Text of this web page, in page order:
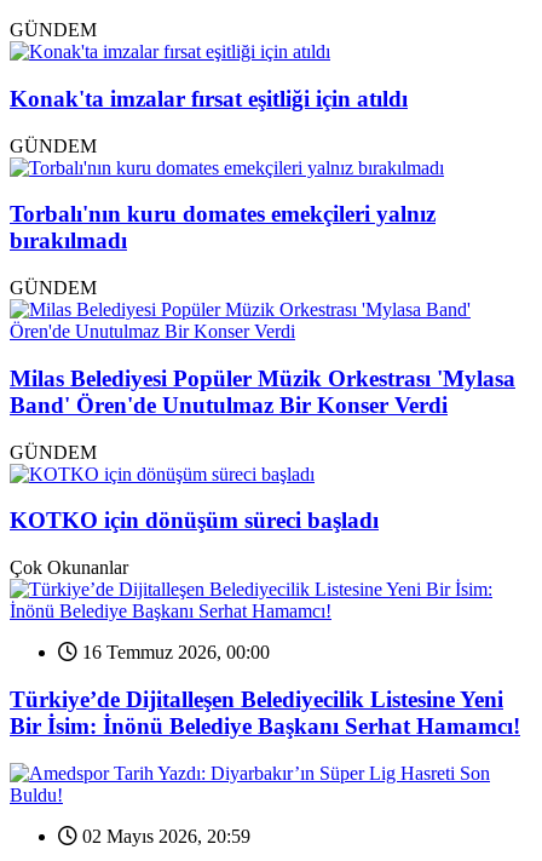
GÜNDEM
Konak'ta imzalar fırsat eşitliği için atıldı
GÜNDEM
Torbalı'nın kuru domates emekçileri yalnız
bırakılmadı
GÜNDEM
Milas Belediyesi Popüler Müzik Orkestrası 'Mylasa
Band' Ören'de Unutulmaz Bir Konser Verdi
GÜNDEM
KOTKO için dönüşüm süreci başladı
Çok Okunanlar
16 Temmuz 2026, 00:00
Türkiye’de Dijitalleşen Belediyecilik Listesine Yeni
Bir İsim: İnönü Belediye Başkanı Serhat Hamamcı!
02 Mayıs 2026, 20:59